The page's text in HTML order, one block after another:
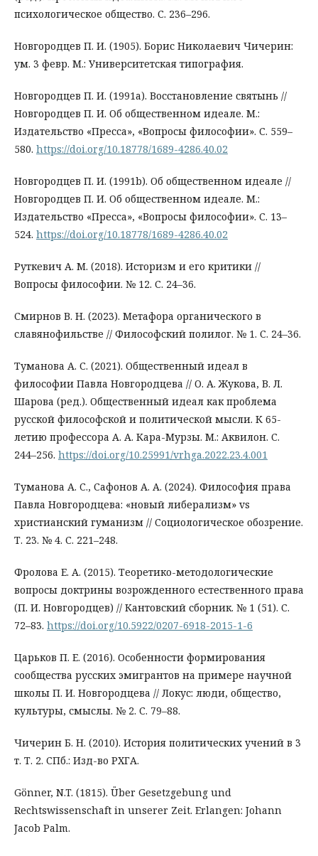
психологическое общество. С. 236–296.
Новгородцев П. И. (1905). Борис Николаевич Чичерин:
ум. 3 февр. М.: Университетская типография.
Новгородцев П. И. (1991a). Восстановление святынь //
Новгородцев П. И. Об общественном идеале. М.:
Издательство «Пресса», «Вопросы философии». С. 559–
580. https://doi.org/10.18778/1689-4286.40.02
Новгородцев П. И. (1991b). Об общественном идеале //
Новгородцев П. И. Об общественном идеале. М.:
Издательство «Пресса», «Вопросы философии». С. 13–
524. https://doi.org/10.18778/1689-4286.40.02
Руткевич А. М. (2018). Историзм и его критики //
Вопросы философии. № 12. С. 24–36.
Смирнов В. Н. (2023). Метафора органического в
славянофильстве // Философский полилог. № 1. С. 24–36.
Туманова А. С. (2021). Общественный идеал в
философии Павла Новгородцева // О. А. Жукова, В. Л.
Шарова (ред.). Общественный идеал как проблема
русской философской и политической мысли. К 65-
летию профессора А. А. Кара-Мурзы. М.: Аквилон. С.
244–256. https://doi.org/10.25991/vrhga.2022.23.4.001
Туманова А. C., Сафонов А. А. (2024). Философия права
Павла Новгородцева: «новый либерализм» vs
христианский гуманизм // Социологическое обозрение.
Т. 23. № 4. С. 221–248.
Фролова Е. А. (2015). Теоретико-методологические
вопросы доктрины возрожденного естественного права
(П. И. Новгородцев) // Кантовский сборник. № 1 (51). С.
72–83. https://doi.org/10.5922/0207-6918-2015-1-6
Царьков П. Е. (2016). Особенности формирования
сообщества русских эмигрантов на примере научной
школы П. И. Новгородцева // Локус: люди, общество,
культуры, смыслы. № 2. С. 79–88.
Чичерин Б. Н. (2010). История политических учений в 3
т. Т. 2. СПб.: Изд-во РХГА.
Gönner, N.T. (1815). Über Gesetzgebung und
Rechtswissenschaft in unserer Zeit. Erlangen: Johann
Jacob Palm.